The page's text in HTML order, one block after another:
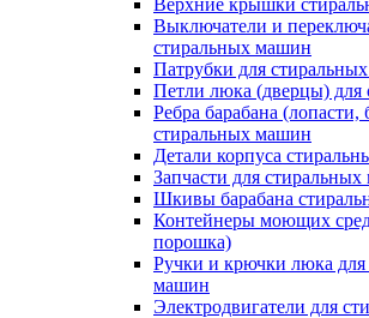
Верхние крышки
Выключатели и
стиральных машин
Патрубки для
Петли люка (дверцы)
Ребра барабана
стиральных машин
Детали корпуса
Запчасти для
Шкивы барабана
Контейнеры моющих
порошка)
Ручки и крючки люка для
машин
Электродвигатели для